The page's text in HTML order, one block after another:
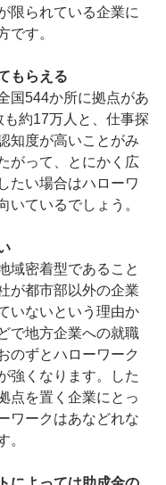
限られている企業に
です。
もらえる
国544か所に拠点があ
も約17万人と、仕事探
知度が高いことがみ
がって、とにかく広
たい場合はハローワ
いているでしょう。
域密着型であること
が都市部以外の企業
いないという理由か
で地方企業への就職
のずとハローワーク
強くなります。した
点を置く企業にとっ
ワークはあなどれな
。